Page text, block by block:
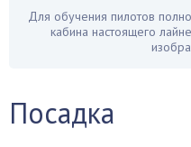
Для обучения пилотов
кабина настоящего
Посадка